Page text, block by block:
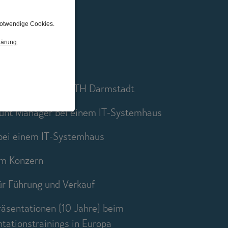
an der TH Darmstadt
Manager bei einem IT-Systemhaus
einem IT-Systemhaus
Konzern
Führung und Verkauf
(10 Jahre) beim
in Europa
Cookies.
.